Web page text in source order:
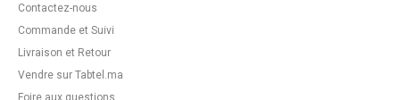
Contactez-nous
Commande et Suivi
Livraison et Retour
Vendre sur Tabtel.ma
Foire aux questions